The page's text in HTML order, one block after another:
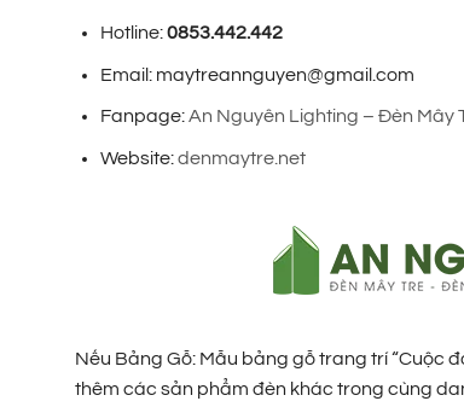
Hotline:0853.442.442
Email: maytreannguyen@gmail.com
Fanpage:An Nguyên Lighting – Đèn Mây
Website:denmaytre.net
Nếu Bảng Gỗ: Mẫu bảng gỗ trang trí “Cuộc
thêm các sản phẩm đèn khác trong cùng